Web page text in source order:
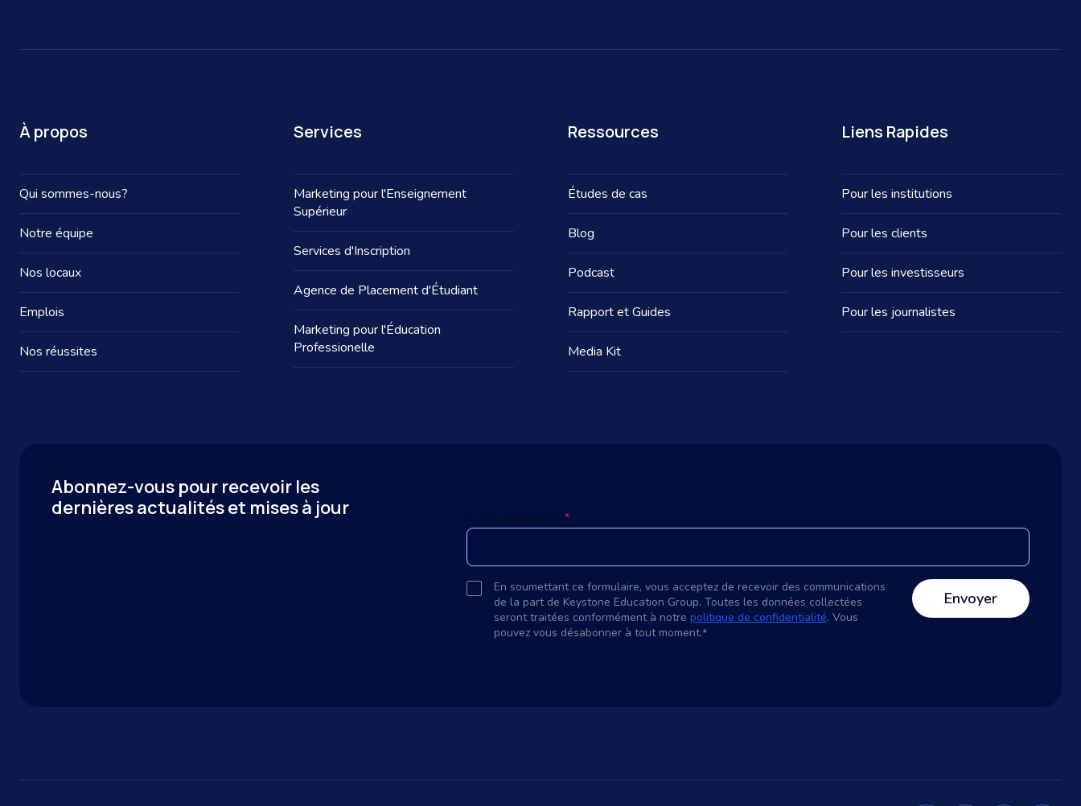
À propos
Qui sommes-nous?
Notre équipe
Nos locaux
Emplois
Nos réussites
Services
Marketing pour l'Enseignement
Supérieur
Services d'Inscription
Agence de Placement d'Étudiant
Marketing pour l'Éducation
Professionelle
Ressources
Études de cas
Blog
Podcast
Rapport et Guides
Media Kit
Liens Rapides
Pour les institutions
Pour les clients
Pour les investisseurs
Pour les journalistes
Abonnez-vous pour recevoir les
dernières actualités et mises à jour
E-mail professionel*
En soumettant ce formulaire, vous acceptez de recevoir des communications
de la part de Keystone Education Group. Toutes les données collectées
seront traitées conformément à notre politique de confidentialité. Vous
pouvez vous désabonner à tout moment.*